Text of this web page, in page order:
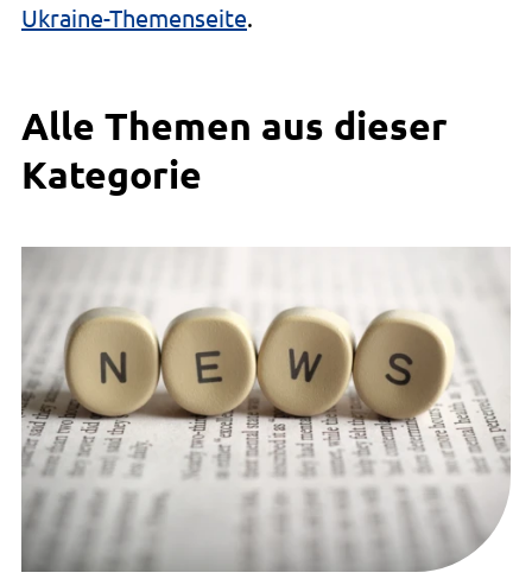
Ukraine-Themenseite.
Alle Themen aus dieser
Kategorie